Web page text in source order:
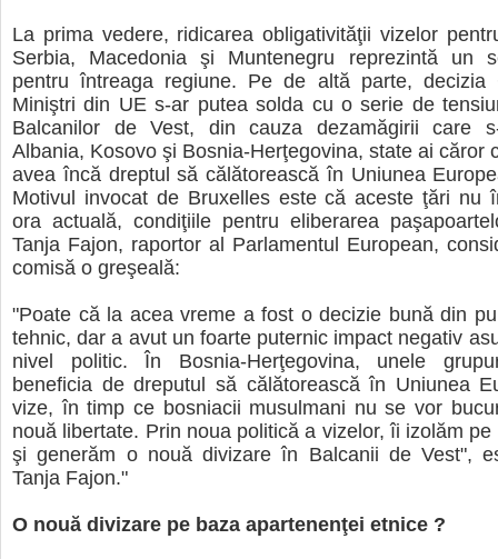
La prima vedere, ridicarea obligativităţii vizelor
Serbia, Macedonia şi Muntenegru reprezintă un
pentru întreaga regiune. Pe de altă parte, decizia
Miniştri din UE s-ar putea solda cu o serie de
Balcanilor de Vest, din cauza dezamăgirii care
Albania, Kosovo şi Bosnia-Herţegovina, state ai căror
avea încă dreptul să călătorească în Uniunea
Motivul invocat de Bruxelles este că aceste ţări nu
ora actuală, condiţiile pentru eliberarea
Tanja Fajon, raportor al Parlamentul European,
comisă o greşeală:
"Poate că la acea vreme a fost o decizie bună din
tehnic, dar a avut un foarte puternic impact negativ
nivel politic. În Bosnia-Herţegovina, unele
beneficia de dreputul să călătorească în Uniunea
vize, în timp ce bosniacii musulmani nu se vor
nouă libertate. Prin noua politică a vizelor, îi izolăm
şi generăm o nouă divizare în Balcanii de Vest",
Tanja Fajon."
O nouă divizare pe baza apartenenţei etnice ?